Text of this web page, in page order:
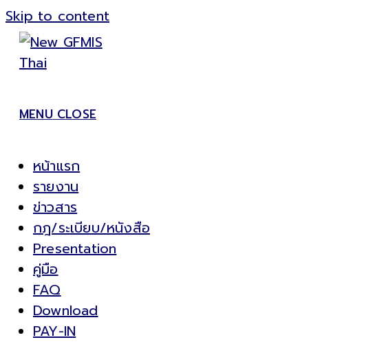
Skip to content
MENU CLOSE
หน้าแรก
รายงาน
ข่าวสาร
กฎ/ระเบียบ/หนังสือ
Presentation
คู่มือ
FAQ
Download
PAY-IN